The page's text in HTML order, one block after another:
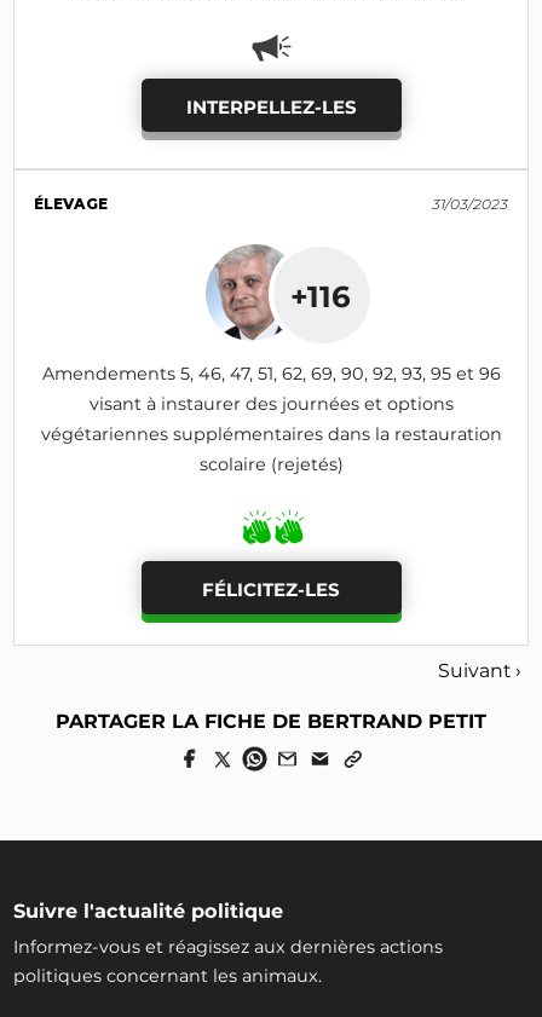
INTERPELLEZ-LES
ÉLEVAGE 31/03/2023
+116
Amendements 5, 46, 47, 51, 62, 69, 90, 92, 93, 95 et 96
visant à instaurer des journées et options
végétariennes supplémentaires dans la restauration
scolaire (rejetés)
FÉLICITEZ-LES
Suivant ›
PARTAGER LA FICHE DE BERTRAND PETIT
Suivre l'actualité politique
Informez-vous et réagissez aux dernières actions
politiques concernant les animaux.